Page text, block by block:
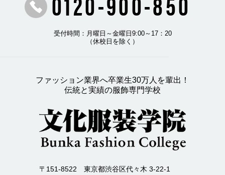
受付時間：月曜日～金曜日9:00～17：20
（休校日を除く）
ファッション業界へ卒業生30万人を輩出！
伝統と実績の服飾専門学校
〒151-8522 東京都渋谷区代々木 3-22-1